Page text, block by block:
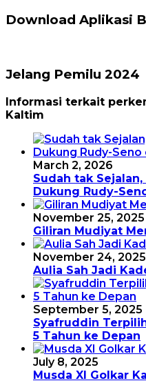
Download Aplikasi
Jelang Pemilu 2024
Informasi terkait
Kaltim
March 2, 2026
Sudah tak
Dukung Rudy-
November 25, 2025
Giliran Mudiyat
November 24, 2025
Aulia Sah Jadi
September 5, 2025
Syafruddin
5 Tahun ke Depan
July 8, 2025
Musda XI Golkar